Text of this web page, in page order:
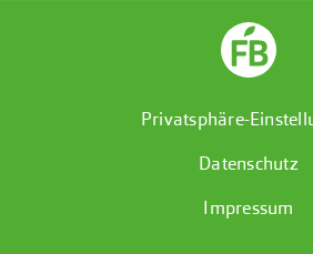
Privatsphäre-
Datenschutz
Impressum